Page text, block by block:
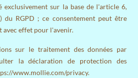
exclusivement sur la base de l'article 6,
du RGPD ; ce consentement peut être
avec effet pour l'avenir.
sur le traitement des données par
la déclaration de protection des
www.mollie.com/privacy.